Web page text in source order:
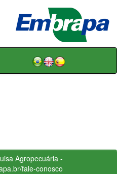
Agropecuária -
fale-conosco